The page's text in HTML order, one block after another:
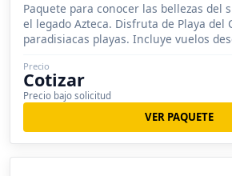
Paquete para conocer las bellezas del
el legado Azteca. Disfruta de Playa del
paradisiacas playas. Incluye vuelos
Precio
Cotizar
Precio bajo solicitud
VER PAQUETE